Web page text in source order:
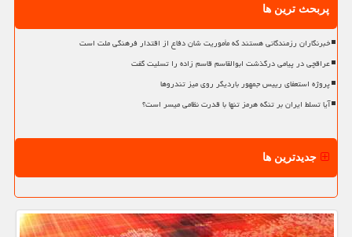
پربحث ترین ها
خبرنگاران رزمندگانی هستند که مأموریت شان دفاع از اقتدار فرهنگی ملت است
عراقچی در پیامی درگذشت ابوالقاسم قاسم زاده را تسلیت گفت
پروژه استعفای رییس جمهور باردیگر روی میز تندروها
آیا تسلط ایران بر تنگه هرمز تنها با قدرت نظامی میسر است؟
جدیدترین ها